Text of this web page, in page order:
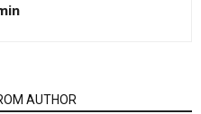
AUTHOR